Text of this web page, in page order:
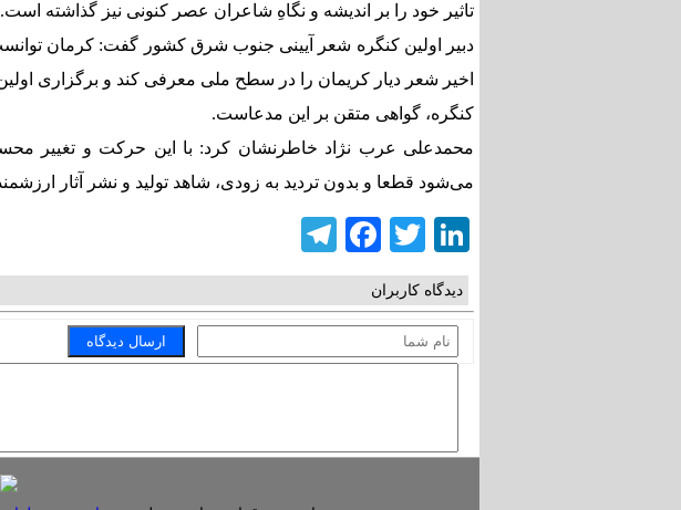
تاثیر خود را بر اندیشه و نگاهِ شاعران عصر کنونی نیز گذاشته است.
دبیر اولین کنگره شعر آیینی جنوب شرق کشور گفت: کرمان
اخیر شعر دیار کریمان را در سطح ملی معرفی کند و برگزاری
کنگره، گواهی متقن بر این مدعاست.
محمدعلی عرب نژاد خاطرنشان کرد: با این حرکت و تغییر
می‌شود قطعا و بدون تردید به زودی، شاهد تولید و نشر آثار
LinkedIn
Twitter
Facebook
دیدگاه کاربران